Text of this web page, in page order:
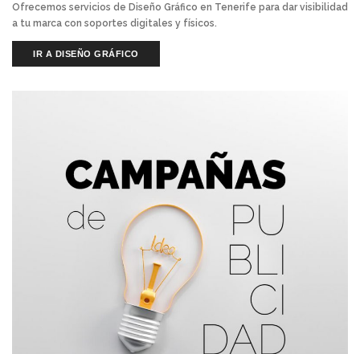
Ofrecemos servicios de Diseño Gráfico en Tenerife para dar visibilidad
a tu marca con soportes digitales y físicos.
IR A DISEÑO GRÁFICO